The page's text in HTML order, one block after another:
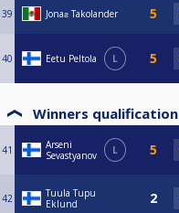
39 Jonaƨ Takolander
40 Eetu Peltola L
Winners qualification
41
Arseni
Sevastyanov
L
42
Tuula Tupu
Eklund